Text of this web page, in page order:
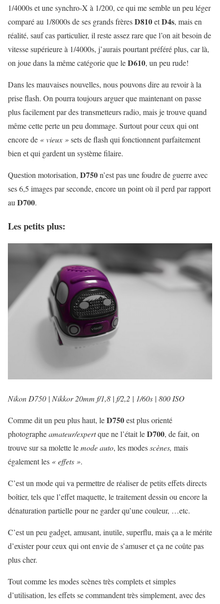
1/4000s et une synchro-X à 1/200, ce qui me semble un peu léger
comparé au 1/8000s de ses grands frèresD810etD4s, mais en
réalité, sauf cas particulier, il reste assez rare que l’on ait besoin de
vitesse supérieure à 1/4000s, j’aurais pourtant préféré plus, car là,
on joue dans la même catégorie que leD610, un peu rude!
Dans les mauvaises nouvelles, nous pouvons dire au revoir à la
prise flash. On pourra toujours arguer que maintenant on passe
plus facilement par des transmetteurs radio, mais je trouve quand
même cette perte un peu dommage. Surtout pour ceux qui ont
encore de « vieux »sets de flash qui fonctionnent parfaitement
bien et qui gardent un système filaire.
Question motorisation, D750n’est pas une foudre de guerre avec
ses 6,5 images par seconde, encore un point où il perd par rapport
au D700.
Les petits plus:
Nikon D750 | Nikkor 20mm f/1,8 | f/2,2 | 1/60s | 800 ISO
Comme dit un peu plus haut, leD750est plus orienté
photographeamateur/expertque ne l’était leD700, de fait, on
trouve sur sa molette lemode auto, les modesscènes, mais
également les « effets ».
C’est un mode qui va permettre de réaliser de petits effets directs
boîtier, tels que l’effet maquette, le traitement dessin ou encore la
dénaturation partielle pour ne garder qu’une couleur, …etc.
C’est un peu gadget, amusant, inutile, superflu, mais ça a le mérite
d’exister pour ceux qui ont envie de s’amuser et ça ne coûte pas
plus cher.
Tout comme les modes scènes très complets et simples
d’utilisation, les effets se commandent très simplement, avec des